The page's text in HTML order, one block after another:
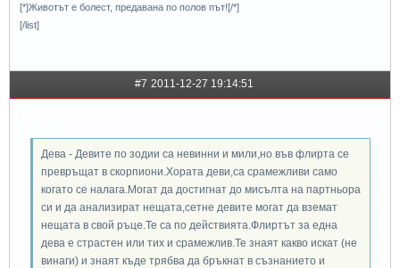
[*]Животът е болест, предавана по полов път![/*]
[/list]
#7 2011-12-27 19:14:51
Дева - Девите по зодии са невинни и мили,но във флирта се
превръщат в скорпиони.Хората деви,са срамежливи само
когато се налага.Могат да достигнат до мисълта на партньора
си и да анализират нещата,сетне девите могат да вземат
нещата в свой ръце.Те са по действията.Флиртът за една
дева е страстен или тих и срамежлив.Те знаят какво искат (не
винаги) и знаят къде трябва да бръкнат в съзнанието и